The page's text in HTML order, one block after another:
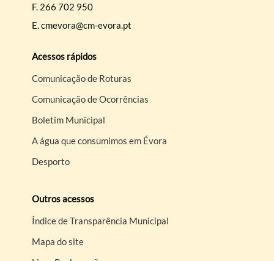
F. 266 702 950
E.cmevora@cm-evora.pt
Acessos rápidos
Comunicação de Roturas
Comunicação de Ocorrências
Boletim Municipal
A água que consumimos em Évora
Desporto
Outros acessos
Índice de Transparência Municipal
Mapa do site